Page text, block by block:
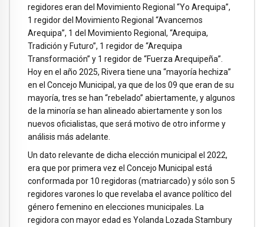
regidores eran del Movimiento Regional “Yo Arequipa”,
1 regidor del Movimiento Regional “Avancemos
Arequipa”, 1 del Movimiento Regional, “Arequipa,
Tradición y Futuro”, 1 regidor de “Arequipa
Transformación” y 1 regidor de “Fuerza Arequipeña”.
Hoy en el año 2025, Rivera tiene una “mayoría hechiza”
en el Concejo Municipal, ya que de los 09 que eran de su
mayoría, tres se han “rebelado” abiertamente, y algunos
de la minoría se han alineado abiertamente y son los
nuevos oficialistas, que será motivo de otro informe y
análisis más adelante.
Un dato relevante de dicha elección municipal el 2022,
era que por primera vez el Concejo Municipal está
conformada por 10 regidoras (matriarcado) y sólo son 5
regidores varones lo que revelaba el avance político del
género femenino en elecciones municipales. La
regidora con mayor edad es Yolanda Lozada Stambury